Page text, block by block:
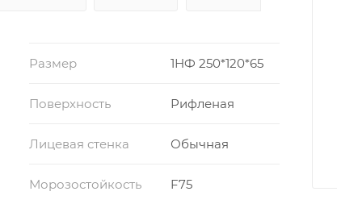
Размер 1НФ 250*120*65
Поверхность Рифленая
Лицевая стенка Обычная
Морозостойкость F75